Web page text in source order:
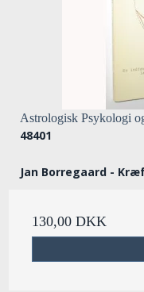
Astrologisk Psykologi
48401
Jan Borregaard -
130,00 DKK